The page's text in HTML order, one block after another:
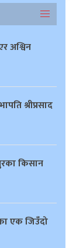
अश्विन
श्रीप्रसाद
किसान
एक जिउँदो